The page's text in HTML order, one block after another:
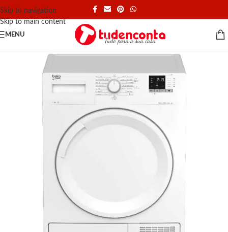
Skip to navigation
Skip to main content
MENU